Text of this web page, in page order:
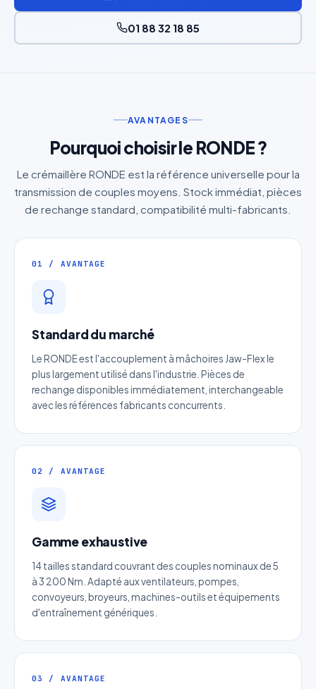
01 88 32 18 85
AVANTAGES
Pourquoi choisir le RONDE ?
Le crémaillère RONDE est la référence universelle pour la
transmission de couples moyens. Stock immédiat, pièces
de rechange standard, compatibilité multi-fabricants.
01 / AVANTAGE
Standard du marché
Le RONDE est l'accouplement à mâchoires Jaw-Flex le
plus largement utilisé dans l'industrie. Pièces de
rechange disponibles immédiatement, interchangeable
avec les références fabricants concurrents.
02 / AVANTAGE
Gamme exhaustive
14 tailles standard couvrant des couples nominaux de 5
à 3 200 Nm. Adapté aux ventilateurs, pompes,
convoyeurs, broyeurs, machines-outils et équipements
d'entraînement génériques.
03 / AVANTAGE
Devis Crémaillère ronde acier et
inox
Réponse sous 24h — Sans engagement